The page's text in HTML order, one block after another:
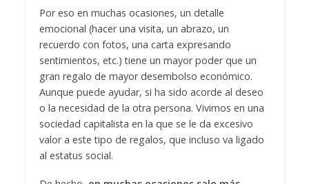
Por eso en muchas ocasiones, un detalle
emocional (hacer una visita, un abrazo, un
recuerdo con fotos, una carta expresando
sentimientos, etc.) tiene un mayor poder que un
gran regalo de mayor desembolso económico.
Aunque puede ayudar, si ha sido acorde al deseo
o la necesidad de la otra persona. Vivimos en una
sociedad capitalista en la que se le da excesivo
valor a este tipo de regalos, que incluso va ligado
al estatus social.